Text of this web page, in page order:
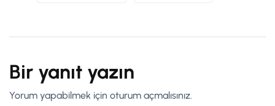
Bir yanıt yazın
Yorum yapabilmek için oturum açmalısınız.